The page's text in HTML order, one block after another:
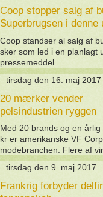
Coop stopper salg af
Superbrugsen i denne
Coop standser al salg af
sker som led i en planlagt
pressemeddel...
tirsdag den 16. maj 2017
20 mærker vender
pelsindustrien ryggen
Med 20 brands og en
kr er amerikanske VF
modebranchen. Flere af
tirsdag den 9. maj 2017
Frankrig forbyder